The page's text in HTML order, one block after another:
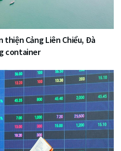
thiện Cảng Liên Chiểu, Đà
container